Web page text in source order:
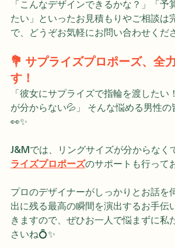
「こんなデザインできるかな？」「予
たい」といったお見積もりやご相談は
で、どうぞお気軽にお問い合わせくだ
💐 サプライズプロポーズ、全
す！
「彼女にサプライズで指輪を渡したい
が分からない💦」 そんな悩める男性の
J&Mでは、リングサイズが分からなく
のサポートも行って
プロのデザイナーがしっかりとお話を
出に残る最高の瞬間を演出するお手伝
きますので、ぜひお一人で悩まずに私
さいね💍✨